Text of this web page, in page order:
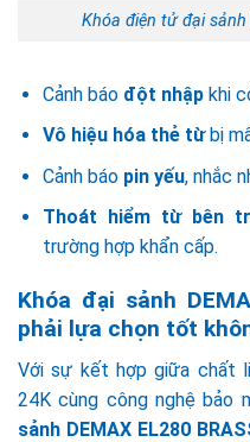
Khóa điện tử đại sảnh
Cảnh báođột nhậpkhi
Vô hiệu hóa thẻ từbị
Cảnh báo pin yếu, nhắc
Thoát hiểm từ bên
trường hợp khẩn cấp.
Khóa đại sảnh
phải lựa chọn tốt
Với sự kết hợp giữa chất
24K cùng công nghệ bảo
sảnh DEMAX EL280